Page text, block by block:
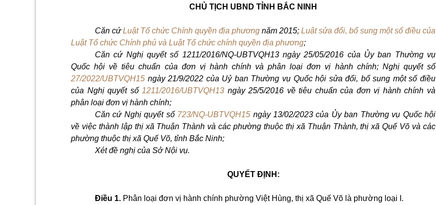
CHỦ TỊCH UBND TỈNH BẮC NINH
Căn cứ Luật Tổ chức Chính quyền địa phương năm 2015; Luật sửa đổi, bổ sung một số điều của
Luật Tổ chức Chính phủ và Luật Tổ chức chính quyền địa phương;
Căn cứ Nghị quyết số 1211/2016/NQ-UBTVQH13 ngày 25/05/2016 của Ủy ban Thường vụ
Quốc hội về tiêu chuẩn của đơn vị hành chính và phân loại đơn vị hành chính; Nghị quyết số
27/2022/UBTVQH15 ngày 21/9/2022 của Uỷ ban Thường vụ Quốc hội sửa đổi, bổ sung một số điều
của Nghị quyết số 1211/2016/UBTVQH13 ngày 25/5/2016 về tiêu chuẩn của đơn vị hành chính và
phân loại đơn vị hành chính;
Căn cứ Nghị quyết số 723/NQ-UBTVQH15 ngày 13/02/2023 của Ủy ban Thường vụ Quốc hội
về việc thành lập thị xã Thuận Thành và các phường thuộc thị xã Thuận Thành, thị xã Quế Võ và các
phường thuộc thị xã Quế Võ, tỉnh Bắc Ninh;
Xét đề nghị của Sở Nội vụ.
QUYẾT ĐỊNH:
Điều 1. Phân loại đơn vị hành chính phường Việt Hùng, thị xã Quế Võ là phường loại I .